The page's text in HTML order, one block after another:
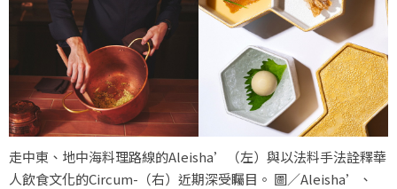
走中東、地中海料理路線的Aleisha’（左）與以法料手法詮釋華
人飲食文化的Circum-（右）近期深受矚目。 圖／Aleisha’、